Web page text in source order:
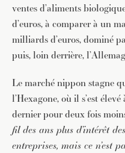
ventes d’aliments
d’euros, à comparer à un
milliards d’euros, dominé
puis, loin derrière,
Le marché nippon stagne
l’Hexagone, où il s’est
dernier pour deux fois
fil des ans plus d’intérêt
entreprises, mais ce n’est
JE M'INSCRIS À LA
d’info avec une